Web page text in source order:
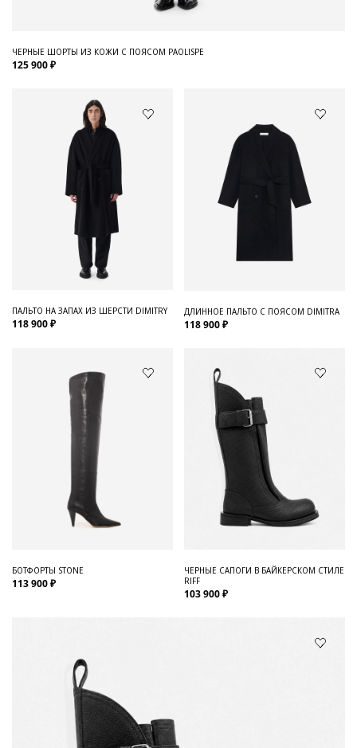
ЧЕРНЫЕ ШОРТЫ ИЗ КОЖИ С ПОЯСОМ PAOLISPE
125 900 ₽
ПАЛЬТО НА ЗАПАХ ИЗ ШЕРСТИ DIMITRY
118 900 ₽
ДЛИННОЕ ПАЛЬТО С ПОЯСОМ DIMITRA
118 900 ₽
БОТФОРТЫ STONE
113 900 ₽
ЧЕРНЫЕ САПОГИ В БАЙКЕРСКОМ СТИЛЕ
RIFF
103 900 ₽